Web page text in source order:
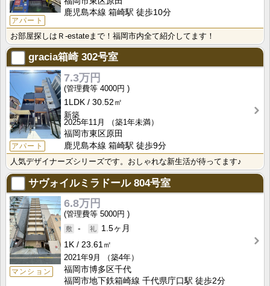
アパート
鹿児島本線 箱崎駅 徒歩10分
お部屋探しはＲ-estateまで！福岡市内全て紹介してます！
gracia箱崎302号室
アパート
7.3万円
4000円
1LDK
30.52㎡
新築
2025年11月
（築1年未満）
福岡市東区原田
鹿児島本線 箱崎駅 徒歩9分
人気デザイナーズシリーズです。おしゃれな新生活が待ってます♪
サヴォイルミラドール804号室
マンション
6.8万円
5000円
-
1.5ヶ月
1K
23.61㎡
2021年9月
（築4年）
福岡市博多区千代
福岡市地下鉄箱崎線 千代県庁口駅 徒歩2分